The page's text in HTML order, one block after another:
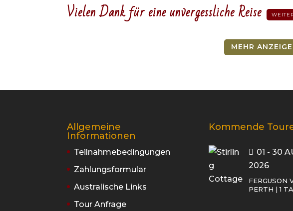
Vielen Dank für eine unvergessliche Reise
MEHR
Allgemeine
Informationen
Teilnahmebedingungen
Zahlungsformular
Australische Links
Tour Anfrage
Kommende
01 - 30
2026
FERGUSON
PERTH | 1